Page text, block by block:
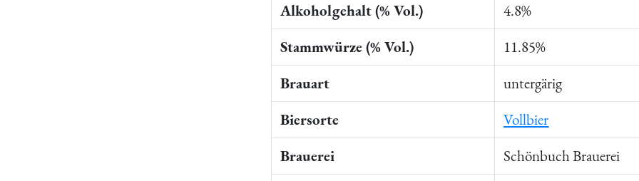
Alkoholgehalt (% Vol.)
4.8%
Stammwürze (% Vol.)
11.85%
Brauart
untergärig
Biersorte
Vollbier
Brauerei
Schönbuch Brauerei